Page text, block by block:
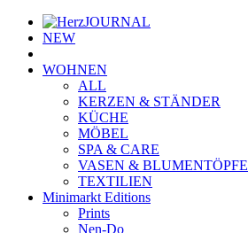
JOURNAL
NEW
WOHNEN
ALL
KERZEN & STÄNDER
KÜCHE
MÖBEL
SPA & CARE
VASEN & BLUMENTÖPFE
TEXTILIEN
Minimarkt Editions
Prints
Nen-Do